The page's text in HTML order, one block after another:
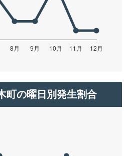
町の曜日別発生割合